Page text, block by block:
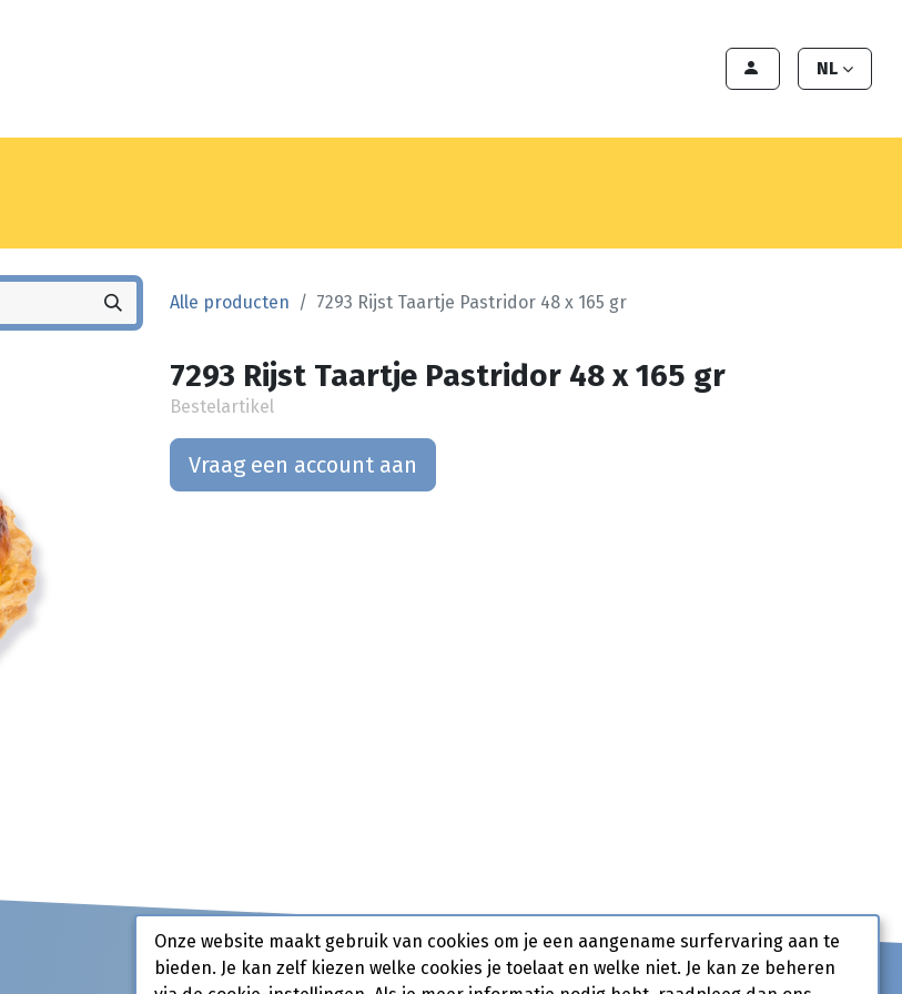
NL
Alle producten 7293 Rijst Taartje Pastridor 48 x 165 gr
7293 Rijst Taartje Pastridor 48 x 165 gr
Bestelartikel
Vraag een account aan
Onze website maakt gebruik van cookies om je een aangename surfervaring aan te
bieden. Je kan zelf kiezen welke cookies je toelaat en welke niet. Je kan ze beheren